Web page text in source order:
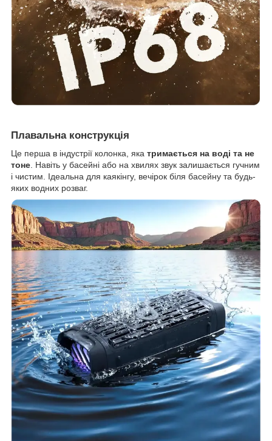
Плавальна конструкція
Це перша в індустрії колонка, яка тримається на воді та не
тоне. Навіть у басейні або на хвилях звук залишається гучним
і чистим. Ідеальна для каякінгу, вечірок біля басейну та будь-
яких водних розваг.